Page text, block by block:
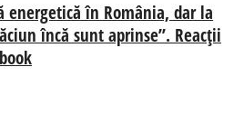
energetică în România, dar la
încă sunt aprinse”. Reacții